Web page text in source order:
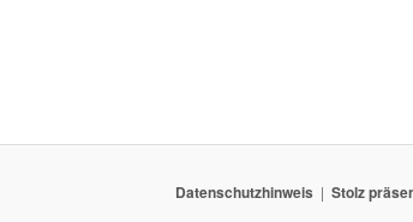
Datenschutzhinweis Stolz